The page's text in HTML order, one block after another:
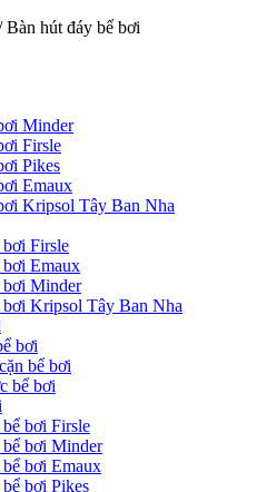
Bàn hút đáy bể bơi
Minder
Firsle
Pikes
Emaux
Kripsol Tây Ban Nha
Firsle
Emaux
bơi Minder
Kripsol Tây Ban Nha
bơi
bể bơi
bể bơi
bơi Firsle
bơi Minder
bơi Emaux
bơi Pikes